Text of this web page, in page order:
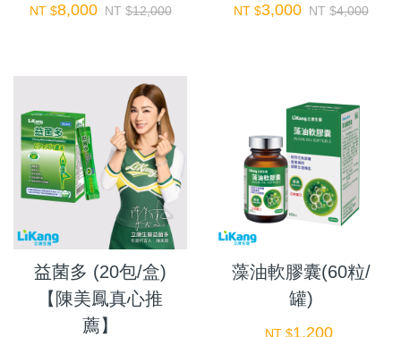
NT $8,000 NT $12,000 NT $3,000 NT $4,000
益菌多 (20包/盒)
【陳美鳳真心推
薦】
藻油軟膠囊(60粒/
罐)
NT $1,200